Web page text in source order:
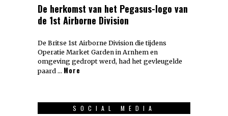
De herkomst van het Pegasus-logo van
de 1st Airborne Division
De Britse 1st Airborne Division die tijdens
Operatie Market Garden in Arnhem en
omgeving gedropt werd, had het gevleugelde
paard … More
SOCIAL MEDIA